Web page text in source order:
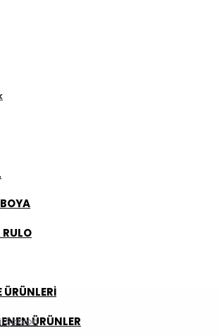
ÜRÜNLERİ
ÜRÜNLER
Şablon